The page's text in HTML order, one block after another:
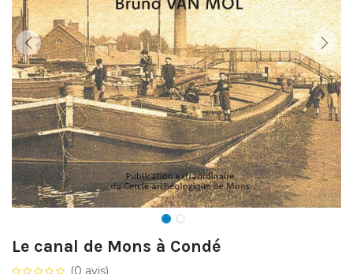
Le canal de Mons à Condé
(0 avis)